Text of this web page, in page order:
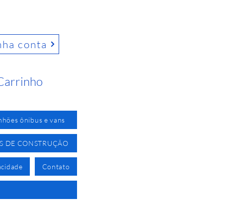
conta
ônibus e vans
DE CONSTRUÇÃO
Contato